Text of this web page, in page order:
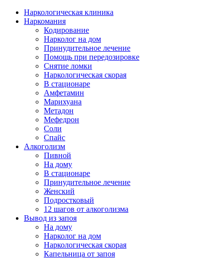
Наркологическая клиника
Наркомания
Кодирование
Нарколог на дом
Принудительное лечение
Помощь при передозировке
Снятие ломки
Наркологическая скорая
В стационаре
Амфетамин
Марихуана
Метадон
Мефедрон
Соли
Спайс
Алкоголизм
Пивной
На дому
В стационаре
Принудительное лечение
Женский
Подростковый
12 шагов от алкоголизма
Вывод из запоя
На дому
Нарколог на дом
Наркологическая скорая
Капельница от запоя